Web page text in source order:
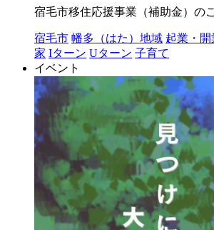
宿毛市移住応援事業（補助金）の
宿毛市 幡多（はた）地域 起業・開
家 Iターン Uターン 子育て
イベント